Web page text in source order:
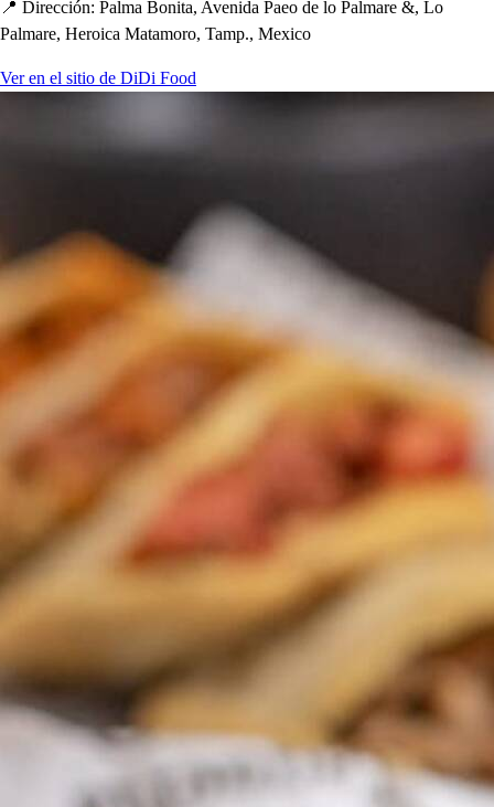
📍 Dirección: Palma Bonita, Avenida Paeo de lo Palmare &, Lo
Palmare, Heroica Matamoro, Tamp., Mexico
Ver en el sitio de DiDi Food